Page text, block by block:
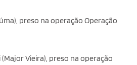
preso na operação Operação
Vieira), preso na operação